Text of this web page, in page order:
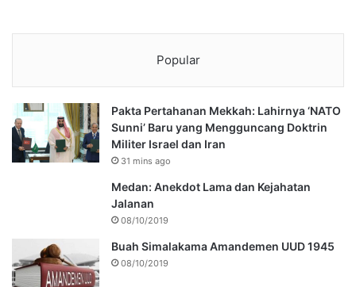
Popular
Pakta Pertahanan Mekkah: Lahirnya ‘NATO
Sunni’ Baru yang Mengguncang Doktrin
Militer Israel dan Iran
31 mins ago
Medan: Anekdot Lama dan Kejahatan
Jalanan
08/10/2019
Buah Simalakama Amandemen UUD 1945
08/10/2019